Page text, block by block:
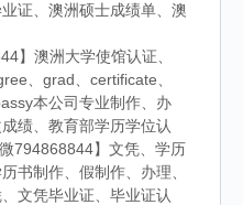
证、澳洲硕士成绩单、澳
】澳洲大学使馆认证、
、grad、certificate、
本公司专业制作、办
绩、教育部学历学位认
794868844】文凭、学历
书制作、假制作、办理、
文凭毕业证、毕业证认